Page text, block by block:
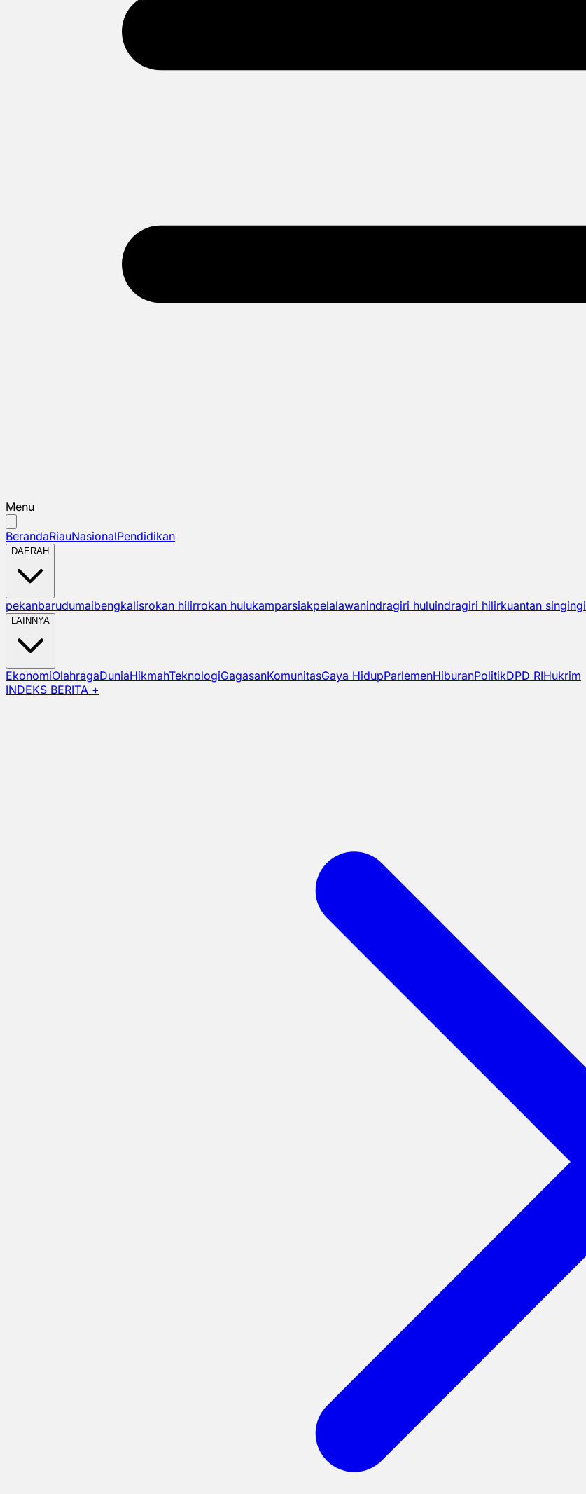
Menu
BerandaRiauNasionalPendidikan
DAERAH
pekanbarudumaibengkalisrokan hilirrokan hulukamparsiakpelalawanindragiri huluindragiri hilirkuantan singingi
LAINNYA
EkonomiOlahragaDuniaHikmahTeknologiGagasanKomunitasGaya HidupParlemenHiburanPolitikDPD RIHukrim
INDEKS BERITA +